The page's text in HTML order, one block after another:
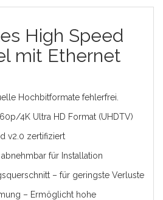
High Speed
mit Ethernet
Hochbitformate fehlerfrei.
4K Ultra HD Format (UHDTV)
v2.0 zertifiziert
abnehmbar für Installation
– für geringste Verluste
– Ermöglicht hohe